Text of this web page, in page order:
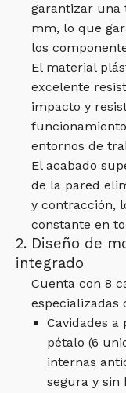
garantizar una
mm, lo que
los
El material
excelente
impacto y
entornos de
El acabado
de la pared
y contracción,
constante en
2. Diseño de
integrado
Cuenta con 8
especializadas
Cavidades
pétalo (6
internas
segura y sin